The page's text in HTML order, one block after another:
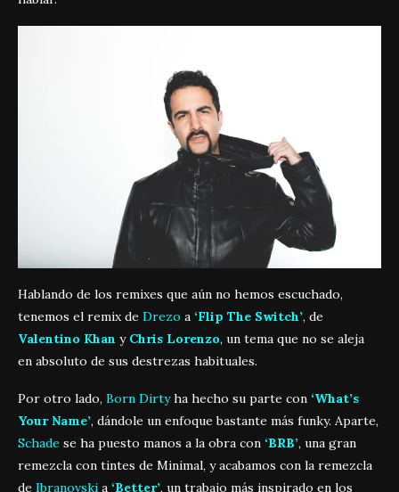
Hablando de los remixes que aún no hemos escuchado,
tenemos el remix de Drezo a ‘Flip The Switch’, de
Valentino Khan y Chris Lorenzo, un tema que no se aleja
en absoluto de sus destrezas habituales.
Por otro lado, Born Dirtyha hecho su parte con ‘What’s
Your Name’, dándole un enfoque bastante más funky. Aparte,
Schade se ha puesto manos a la obra con ‘BRB’, una gran
remezcla con tintes de Minimal, y acabamos con la remezcla
de Ibranovski a ‘Better’, un trabajo más inspirado en los